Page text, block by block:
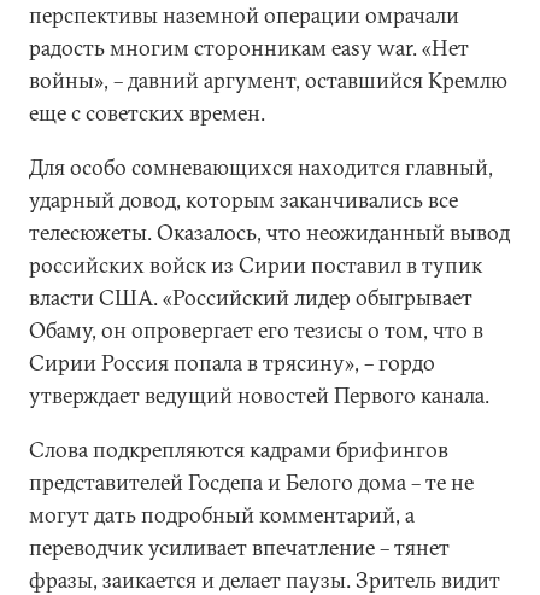
перспективы наземной операции омрачали
радость многим сторонникам easy war. «Нет
войны», – давний аргумент, оставшийся Кремлю
еще с советских времен.
Для особо сомневающихся находится главный,
ударный довод, которым заканчивались все
телесюжеты. Оказалось, что неожиданный вывод
российских войск из Сирии поставил в тупик
власти США. «Российский лидер обыгрывает
Обаму, он опровергает его тезисы о том, что в
Сирии Россия попала в трясину», – гордо
утверждает ведущий новостей Первого канала.
Слова подкрепляются кадрами брифингов
представителей Госдепа и Белого дома – те не
могут дать подробный комментарий, а
переводчик усиливает впечатление – тянет
фразы, заикается и делает паузы. Зритель видит